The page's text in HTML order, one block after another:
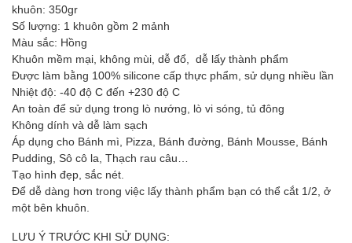
khuôn: 350gr
Số lượng: 1 khuôn gồm 2 mảnh
Màu sắc: Hồng
Khuôn mềm mại, không mùi, dễ đổ, dễ lấy thành phẩm
Được làm bằng 100% silicone cấp thực phẩm, sử dụng nhiều lần
Nhiệt độ: -40 độ C đến +230 độ C
An toàn để sử dụng trong lò nướng, lò vi sóng, tủ đông
Không dính và dễ làm sạch
Áp dụng cho Bánh mì, Pizza, Bánh đường, Bánh Mousse, Bánh
Pudding, Sô cô la, Thạch rau câu…
Tạo hình đẹp, sắc nét.
Để dễ dàng hơn trong việc lấy thành phẩm bạn có thể cắt 1/2, ở
một bên khuôn.
LƯU Ý TRƯỚC KHI SỬ DỤNG: